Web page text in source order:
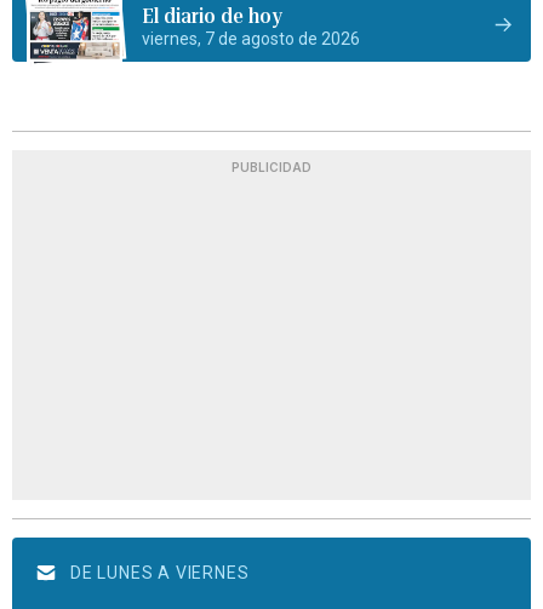
El diario de hoy
viernes, 7 de agosto de 2026
PUBLICIDAD
DE LUNES A VIERNES